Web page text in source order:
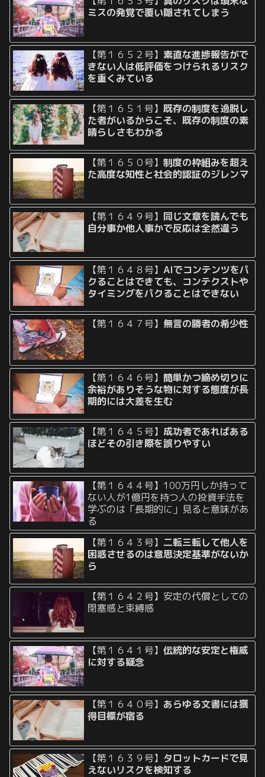
ミスの発覚で覆い隠されてしまう
【第１６５２号】素直な進捗報告がで
きない人は低評価をつけられるリスク
を重くみている
【第１６５１号】既存の制度を逸脱し
た者がいるからこそ、既存の制度の素
晴らしさもわかる
【第１６５０号】制度の枠組みを超え
た高度な知性と社会的認証のジレンマ
【第１６４９号】 同じ文章を読んでも
自分事か他人事かで反応は全然違う
【第１６４８号】AIでコンテンツをパ
クることはできても、コンテクストや
タイミングをパクることはできない
【第１６４７号】 無言の勝者の希少性
【第１６４６号】簡単かつ締め切りに
余裕がありそうな物に対する態度が長
期的には大差を生む
【第１６４５号】成功者であればある
ほどその引き際を誤りやすい
【第１６４４号】100万円しか持って
ない人が1億円を持つ人の投資手法を
学ぶのは「長期的に」見ると意味があ
る
【第１６４３号】 二転三転して他人を
困惑させるのは意思決定基準がないか
ら
【第１６４２号】安定の代償としての
閉塞感と束縛感
【第１６４１号】伝統的な安定と権威
に対する疑念
【第１６４０号】 あらゆる文書には獲
得目標が宿る
【第１６３９号】 タロットカードで見
えないリスクを検知する